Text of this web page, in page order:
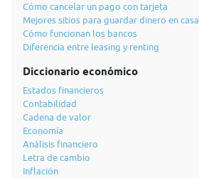
Cómo cancelar un pago con tarjeta
Mejores sitios para guardar dinero en casa
Cómo funcionan los bancos
Diferencia entre leasing y renting
Diccionario económico
Estados financieros
Contabilidad
Cadena de valor
Economía
Análisis financiero
Letra de cambio
Inflación